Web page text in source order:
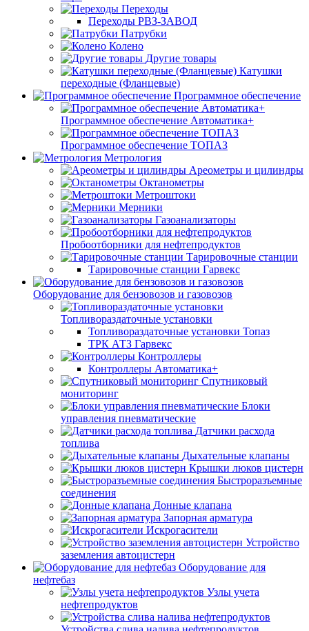
Переходы
Переходы РВЗ-ЗАВОД
Патрубки
Колено
Другие товары
Катушки
переходные (Фланцевые)
Программное обеспечение
Программное обеспечение Автоматика+
Программное обеспечение ТОПАЗ
Метрология
Ареометры и цилиндры
Октанометры
Метроштоки
Мерники
Газоанализаторы
Пробоотборники для нефтепродуктов
Тарировочные станции
Тарировочные станции Гарвекс
Оборудование для бензовозов и газовозов
Топливораздаточные установки
Топливораздаточные установки Топаз
ТРК АТЗ Гарвекс
Контроллеры
Контроллеры Автоматика+
Спутниковый
мониторинг
Блоки
управления пневматические
Датчики расхода
топлива
Дыхательные клапаны
Крышки люков цистерн
Быстроразъемные
соединения
Донные клапана
Запорная арматура
Искрогасители
Устройство
заземления автоцистерн
Оборудование для
нефтебаз
Узлы учета
нефтепродуктов